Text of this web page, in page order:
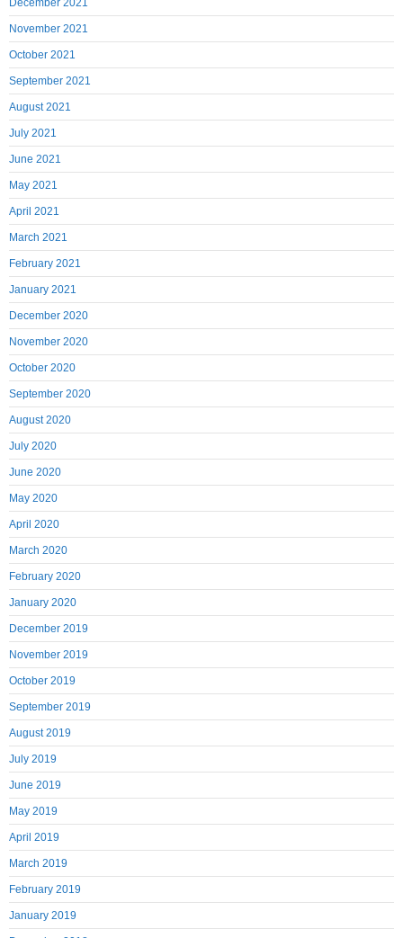
December 2021
November 2021
October 2021
September 2021
August 2021
July 2021
June 2021
May 2021
April 2021
March 2021
February 2021
January 2021
December 2020
November 2020
October 2020
September 2020
August 2020
July 2020
June 2020
May 2020
April 2020
March 2020
February 2020
January 2020
December 2019
November 2019
October 2019
September 2019
August 2019
July 2019
June 2019
May 2019
April 2019
March 2019
February 2019
January 2019